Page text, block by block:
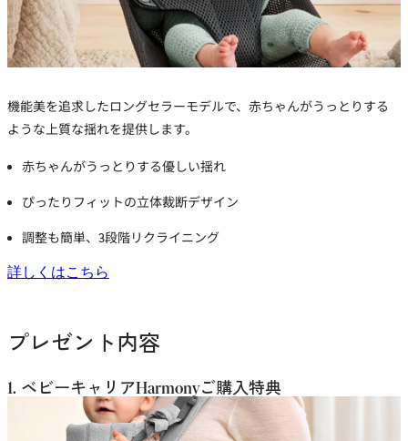
お
物
カ
ゴ
追
機能美を追求したロングセラーモデルで、赤ちゃんがうっとりする
ような上質な揺れを提供します。
赤ちゃんがうっとりする優しい揺れ
ぴったりフィットの立体裁断デザイン
調整も簡単、3段階リクライニング
詳しくはこちら
プレゼント内容
1. ベビーキャリアHarmonyご購入特典